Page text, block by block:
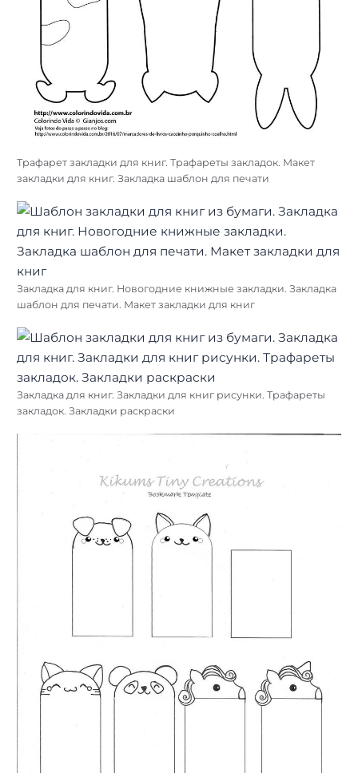
Трафарет закладки для книг. Трафареты закладок. Макет
закладки для книг. Закладка шаблон для печати
Закладка для книг. Новогодние книжные закладки. Закладка
шаблон для печати. Макет закладки для книг
Закладка для книг. Закладки для книг рисунки. Трафареты
закладок. Закладки раскраски